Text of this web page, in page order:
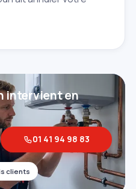
clients
intervient en
01 41 94 98 83